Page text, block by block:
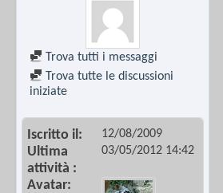
Trova tutti i messaggi
Trova tutte le discussioni
iniziate
Iscritto il 12/08/2009
Ultima
attività
03/05/2012 14:42
Avatar